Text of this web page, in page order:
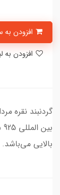
گردنبند نقره
بالایی می‌باشد.